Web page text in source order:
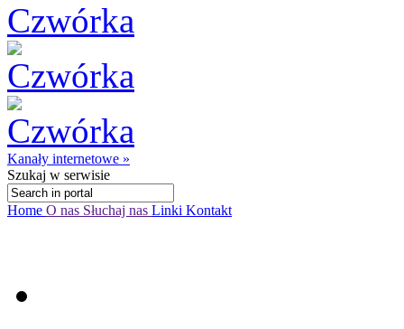
Kanały internetowe »
Szukaj w serwisie
Home O nas Słuchaj nas Linki Kontakt